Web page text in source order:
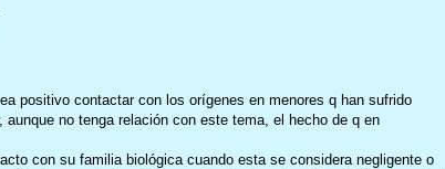
positivo contactar con los orígenes en menores q han sufrido
no tenga relación con este tema, el hecho de q en
con su familia biológica cuando esta se considera negligente o